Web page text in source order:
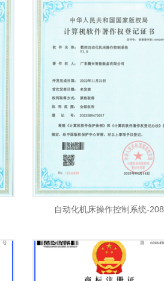
自动化机床操作控制系统-208